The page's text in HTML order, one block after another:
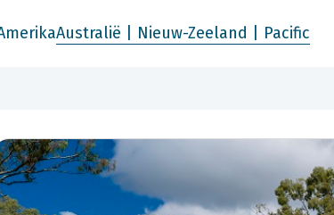
Australië | Nieuw-Zeeland | Pacific